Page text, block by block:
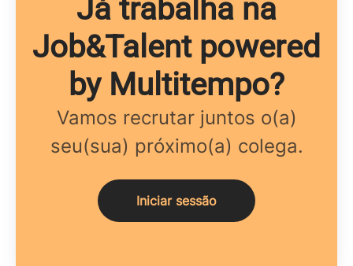
Já trabalha na
Job&Talent powered
by Multitempo?
Vamos recrutar juntos o(a)
seu(sua) próximo(a) colega.
Iniciar sessão